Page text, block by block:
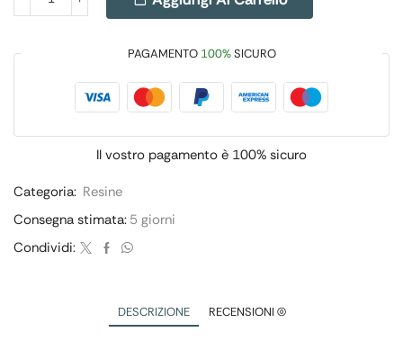
PAGAMENTO 100%SICURO
Il vostro pagamento è 100% sicuro
Categoria: Resine
Consegna stimata: 5 giorni
Condividi:
DESCRIZIONE RECENSIONI (0)